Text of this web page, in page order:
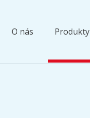
O nás Produkty